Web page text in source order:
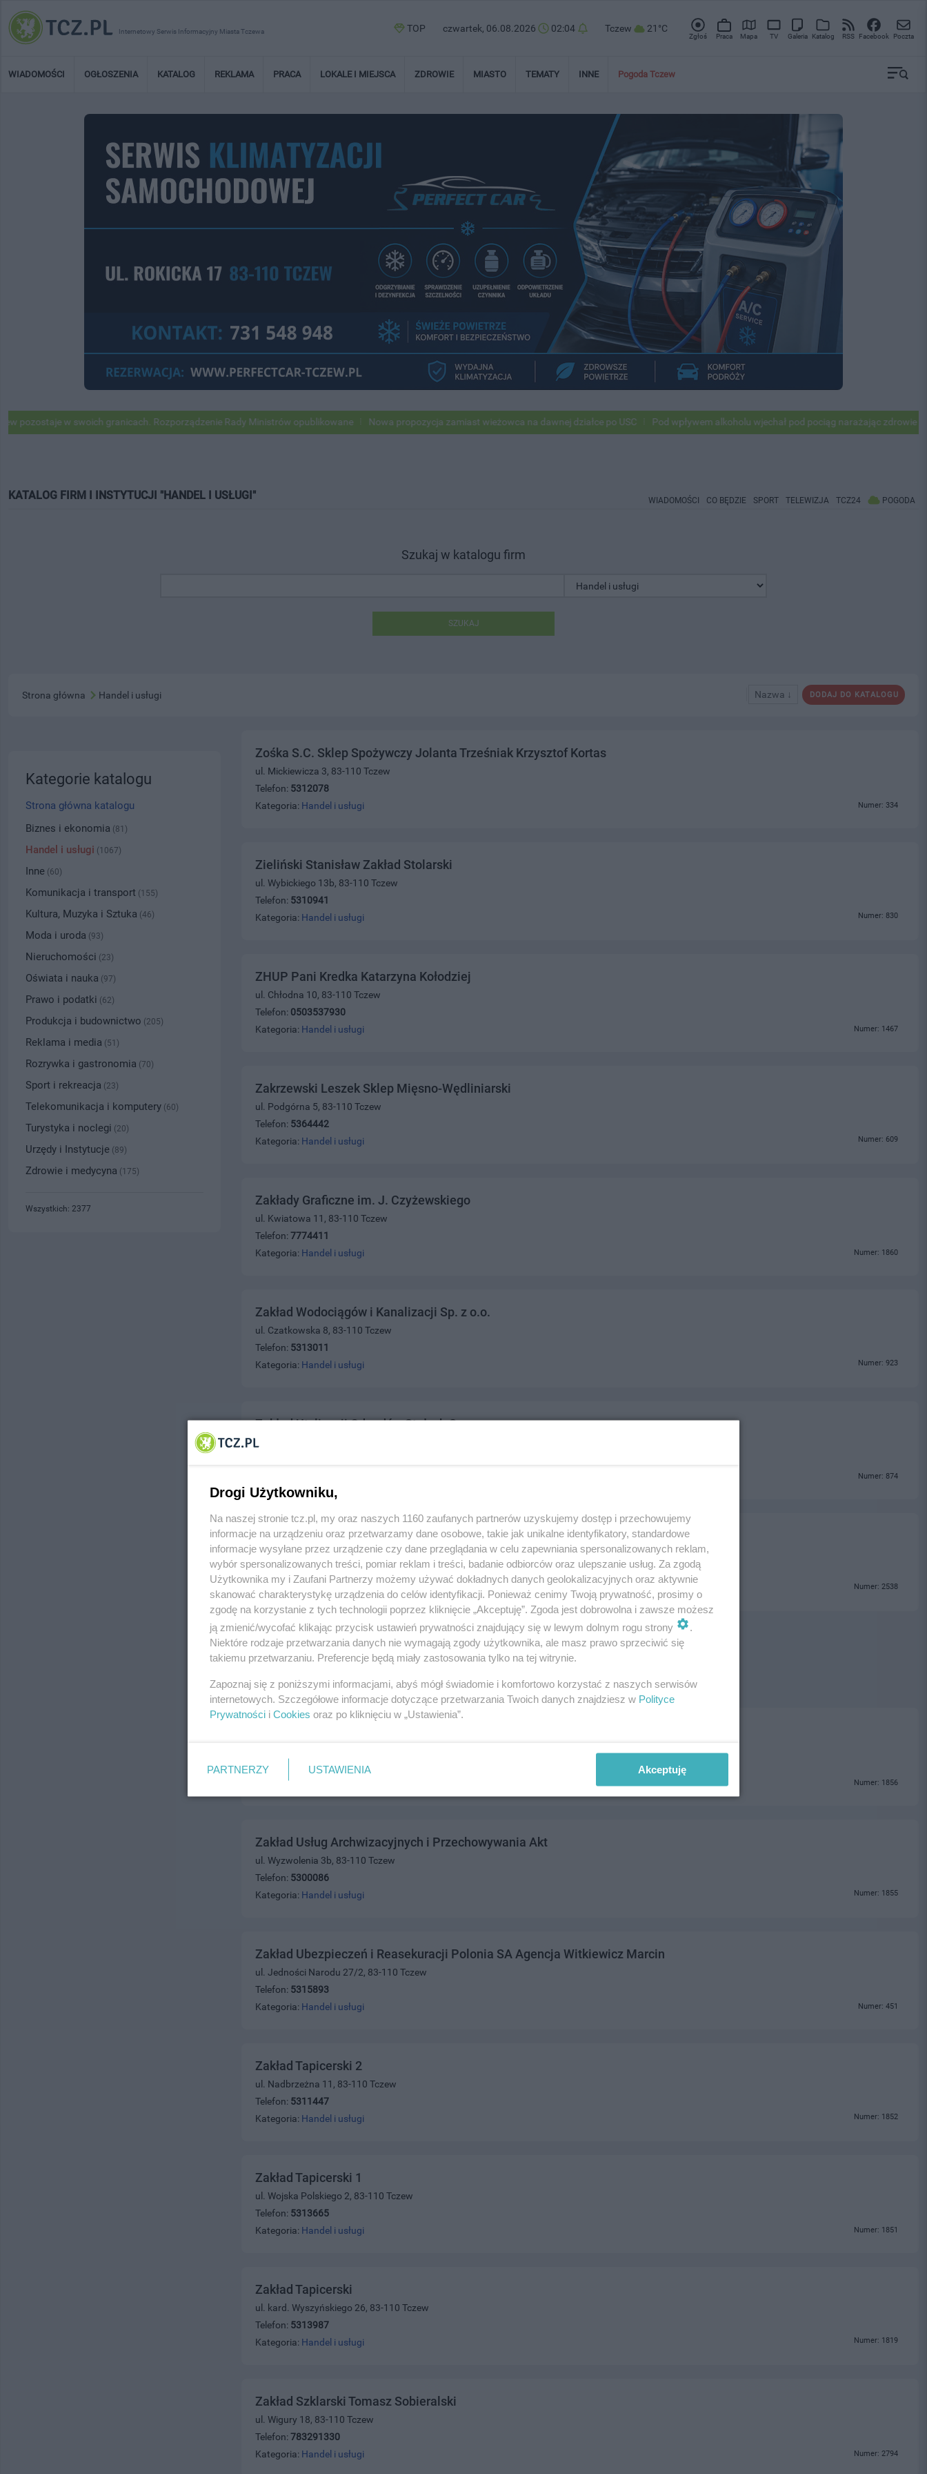
Internetowy Serwis Informacyjny Miasta Tczewa TOP czwartek, 06.08.2026 02:04 Tczew 21°C
Zgłoś Praca Mapa TV Galeria Katalog RSS Facebook Poczta
WIADOMOŚCI OGŁOSZENIA KATALOG REKLAMA PRACA LOKALE I MIEJSCA ZDROWIE MIASTO TEMATY INNE Pogoda Tczew
w swoich granicach. Rozporządzenie Rady Ministrów opublikowane Nowa propozycja zamiast wieżowca na dawnej działce po USC Pod wpływem alkoholu wjechał pod pociąg narażając zdrowie i życie ok
KATALOG FIRM I INSTYTUCJI "HANDEL I USŁUGI" WIADOMOŚCI CO BĘDZIE SPORT TELEWIZJA TCZ24 POGODA
Szukaj w katalogu firm
SZUKAJ
DODAJ DO KATALOGU
Nazwa ↓
Strona główna Handel i usługi
Zośka S.C. Sklep Spożywczy Jolanta Trześniak Krzysztof Kortas
ul. Mickiewicza 3, 83-110 Tczew
Telefon: 5312078
Kategoria: Handel i usługi Numer: 334
Zieliński Stanisław Zakład Stolarski
ul. Wybickiego 13b, 83-110 Tczew
Telefon: 5310941
Kategoria: Handel i usługi Numer: 830
ZHUP Pani Kredka Katarzyna Kołodziej
ul. Chłodna 10, 83-110 Tczew
Telefon: 0503537930
Kategoria: Handel i usługi Numer: 1467
Zakrzewski Leszek Sklep Mięsno-Wędliniarski
ul. Podgórna 5, 83-110 Tczew
Telefon: 5364442
Kategoria: Handel i usługi Numer: 609
Zakłady Graficzne im. J. Czyżewskiego
ul. Kwiatowa 11, 83-110 Tczew
Telefon: 7774411
Kategoria: Handel i usługi Numer: 1860
Zakład Wodociągów i Kanalizacji Sp. z o.o.
ul. Czatkowska 8, 83-110 Tczew
Telefon: 5313011
Kategoria: Handel i usługi Numer: 923
Zakład Utylizacji Odpadów Stałych Sp. z o.o.
ul. Rokicka 16, 83-110 Tczew
Numer: 874
ZAKŁAD USŁUG POGRZEBOWYCH POMIERSCY
ul. CZYŻEWSKIEGO 6, 83-140 GNIEW
Telefon:585352378,697278809
Kategoria:
Handel i usługi Numer: 2538
Telefon:
5312124
Kategoria:
Numer: 1856
Zakład Usług Archwizacyjnych i Przechowywania Akt
ul. Wyzwolenia 3b, 83-110 Tczew
Telefon: 5300086
Kategoria: Handel i usługi Numer: 1855
Zakład Ubezpieczeń i Reasekuracji Polonia SA Agencja Witkiewicz Marcin
ul. Jedności Narodu 27/2, 83-110 Tczew
Telefon: 5315893
Kategoria: Handel i usługi Numer: 451
Zakład Tapicerski 2
ul. Nadbrzeżna 11, 83-110 Tczew
Telefon: 5311447
Kategoria: Handel i usługi Numer: 1852
Zakład Tapicerski 1
ul. Wojska Polskiego 2, 83-110 Tczew
Telefon: 5313665
Kategoria: Handel i usługi Numer: 1851
Zakład Tapicerski
ul. kard. Wyszyńskiego 26, 83-110 Tczew
Telefon: 5313987
Kategoria: Handel i usługi Numer: 1819
Zakład Szklarski Tomasz Sobieralski
ul. Wigury 18, 83-110 Tczew
Telefon: 783291330
Kategoria: Handel i usługi Numer: 2794
Kategorie katalogu
Strona główna katalogu
Biznes i ekonomia (81)
Handel i usługi (1067)
Inne (60)
Komunikacja i transport (155)
Kultura, Muzyka i Sztuka (46)
Moda i uroda (93)
Nieruchomości (23)
Oświata i nauka (97)
Prawo i podatki (62)
Produkcja i budownictwo (205)
Reklama i media (51)
Rozrywka i gastronomia (70)
Sport i rekreacja (23)
Telekomunikacja i komputery (60)
Turystyka i noclegi (20)
Urzędy i Instytucje (89)
Zdrowie i medycyna (175)
Wszystkich: 2377
Drogi Użytkowniku,
Na naszej stronie tcz.pl, my oraz naszych 1160 zaufanych partnerów uzyskujemy dostęp i przechowujemy
informacje na urządzeniu oraz przetwarzamy dane osobowe, takie jak unikalne identyfikatory, standardowe
informacje wysyłane przez urządzenie czy dane przeglądania w celu zapewniania spersonalizowanych reklam,
wybór spersonalizowanych treści, pomiar reklam i treści, badanie odbiorców oraz ulepszanie usług. Za zgodą
Użytkownika my i Zaufani Partnerzy możemy używać dokładnych danych geolokalizacyjnych oraz aktywnie
skanować charakterystykę urządzenia do celów identyfikacji. Ponieważ cenimy Twoją prywatność, prosimy o
zgodę na korzystanie z tych technologii poprzez kliknięcie „Akceptuję”. Zgoda jest dobrowolna i zawsze możesz
ją zmienić/wycofać klikając przycisk ustawień prywatności znajdujący się w lewym dolnym rogu strony
.
Niektóre rodzaje przetwarzania danych nie wymagają zgody użytkownika, ale masz prawo sprzeciwić się
takiemu przetwarzaniu. Preferencje będą miały zastosowania tylko na tej witrynie.
Zapoznaj się z poniższymi informacjami, abyś mógł świadomie i komfortowo korzystać z naszych serwisów
internetowych. Szczegółowe informacje dotyczące przetwarzania Twoich danych znajdziesz w Polityce
Prywatności i Cookies oraz po kliknięciu w „Ustawienia”.
PARTNERZY USTAWIENIA Akceptuję